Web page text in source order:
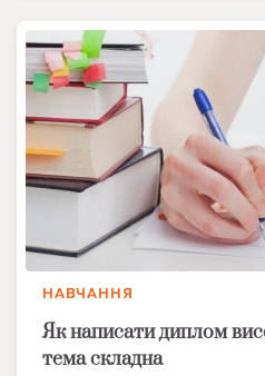
НАВЧАННЯ
Як написати диплом
тема складна